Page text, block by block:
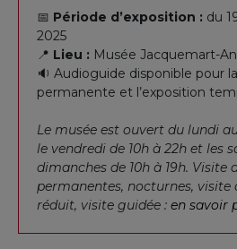
2) Elle fait rapidement
exceptionnel
seulement 17 ansSuzanne et
huile sur toile de grande
3) En 1611, elle estviolée par
Agostino Tassi. Un procès
condamne Tassi à l’exil, sans
jamais appliquée (il reste à
du pape). Au cours du
torturée pour prouver la
📅 Période d’exposition : du
2025
📍 Lieu : Musée Jacquemart-
🔉 Audioguide disponible pour
permanente et l’exposition
Le musée est ouvert du lundi
le vendredi de 10h à 22h et les
dimanches de 10h à 19h. Visite
permanentes, nocturnes,
réduit, visite guidée : en savoir